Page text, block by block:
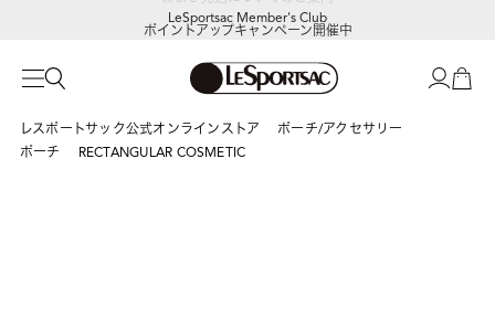
LeSportsac Member's Club
ポイントアップキャンペーン開催中
レスポートサック公式オンラインストア
ポーチ/アクセサリー
ポーチ
RECTANGULAR COSMETIC